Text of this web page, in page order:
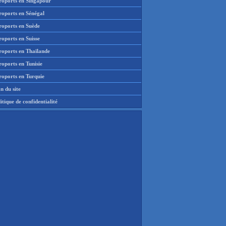
en Sénégal
en Suède
en Suisse
en Thaïlande
en Tunisie
en Turquie
du site
de confidentialité